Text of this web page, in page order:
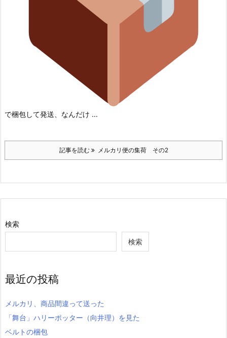
で梱包して発送、なんだけ ...
記事を読む メルカリ便の集荷 その2
検索
検索
最近の投稿
メルカリ、商品間違って送った
「舞台」ハリーポッター（向井理）を見た
ベルトの梱包